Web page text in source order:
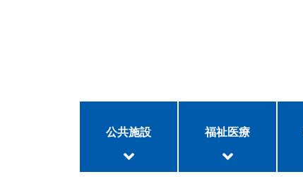
公共施設 福祉医療